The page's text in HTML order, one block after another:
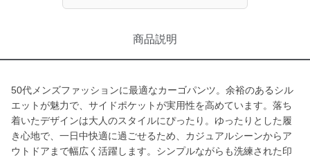
商品説明
50代メンズファッションに最適なカーゴパンツ。余裕のあるシル
エットが魅力で、サイドポケットが実用性を高めています。落ち
着いたデザインは大人のスタイルにぴったり。ゆったりとした履
き心地で、一日中快適に過ごせるため、カジュアルシーンからア
ウトドアまで幅広く活躍します。シンプルながらも洗練された印